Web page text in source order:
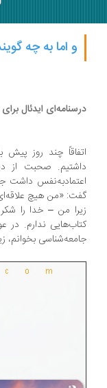
و اما به چه گویند
ایدئال برای
چند روز پیش با
صحبت از دین
داشت جمله‌ای
«من هیچ علاقه‌ای
من – خدا را شکر –
ندارم. در عوض،
بخوانم، زیرا